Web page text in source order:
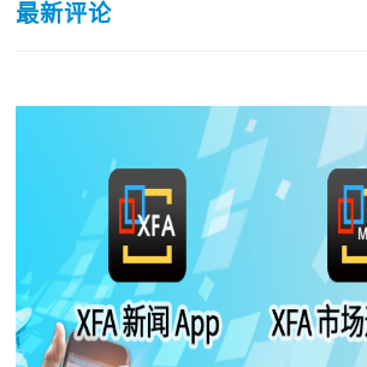
最新评论